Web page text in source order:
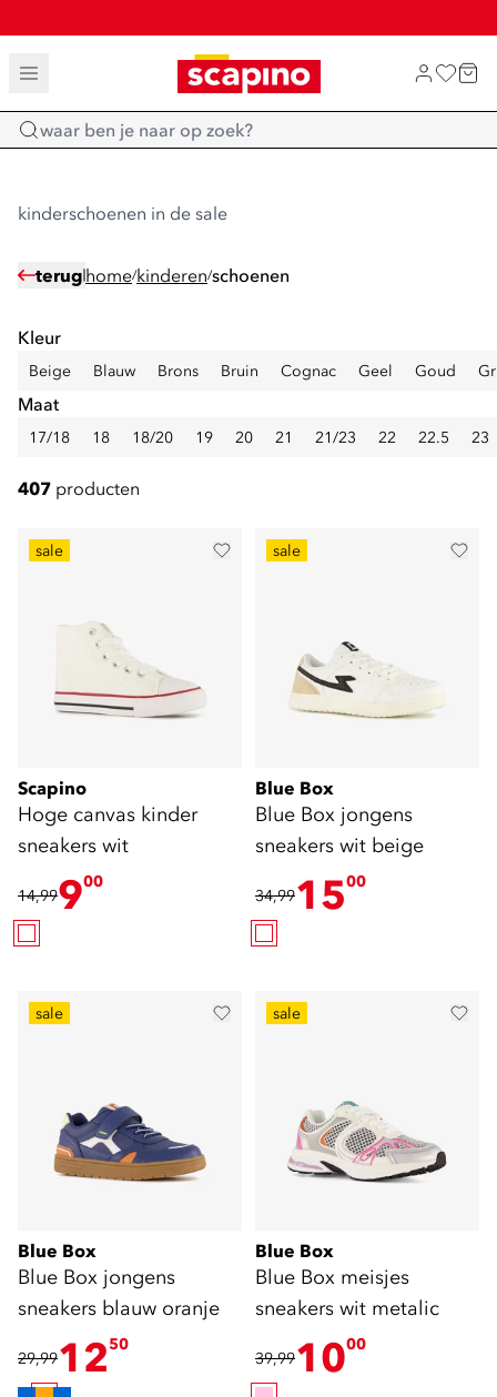
TOT 70% KORTING OP SALE
SHOP NIEUW
Home
kinderschoenen in de sale
terug home/kinderen/schoenen
Kleur
Beige Blauw Brons Bruin Cognac Geel Goud
Maat
17/18 18 18/20 19 20 21 21/23 22 22.5 23
407 producten
sale
Scapino
Hoge canvas kinder
sneakers wit
14,99900
sale
Blue Box
Blue Box jongens
sneakers wit beige
34,991500
sale
Blue Box
Blue Box jongens
sneakers blauw oranje
29,991250
sale
Blue Box
Blue Box meisjes
sneakers wit metalic
39,991000